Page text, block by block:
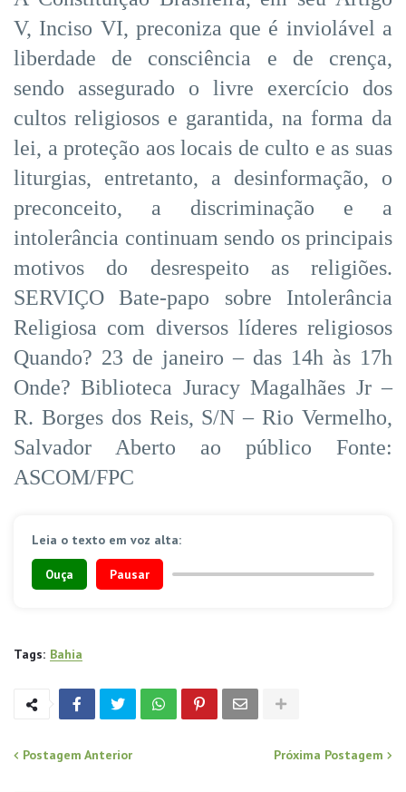
V, Inciso VI, preconiza que é inviolável a
liberdade de consciência e de crença,
sendo assegurado o livre exercício dos
cultos religiosos e garantida, na forma da
lei, a proteção aos locais de culto e as suas
liturgias, entretanto, a desinformação, o
preconceito, a discriminação e a
intolerância continuam sendo os principais
motivos do desrespeito as religiões.
SERVIÇO Bate-papo sobre Intolerância
Religiosa com diversos líderes religiosos
Quando? 23 de janeiro – das 14h às 17h
Onde? Biblioteca Juracy Magalhães Jr –
R. Borges dos Reis, S/N – Rio Vermelho,
Salvador Aberto ao público Fonte:
ASCOM/FPC
Leia o texto em voz alta:
Ouça Pausar
Tags: Bahia
Postagem Anterior Próxima Postagem